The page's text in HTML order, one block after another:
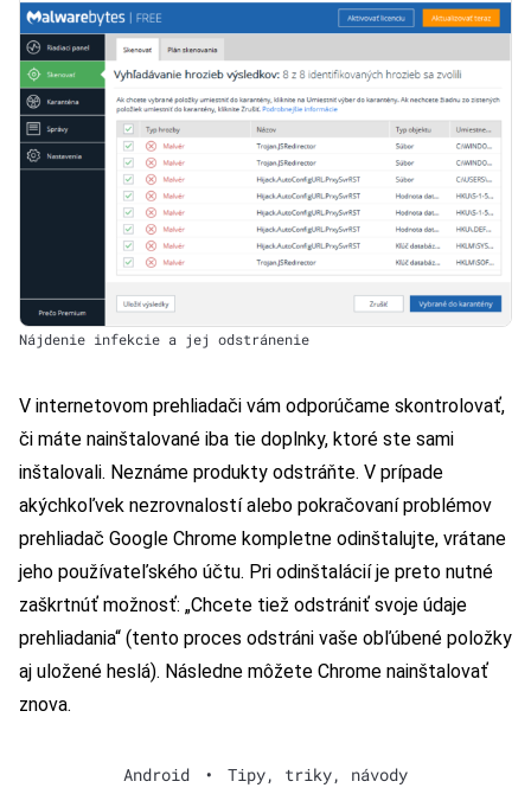
Nájdenie infekcie a jej odstránenie
V internetovom prehliadači vám odporúčame skontrolovať,
či máte nainštalované iba tie doplnky, ktoré ste sami
inštalovali. Neznáme produkty odstráňte. V prípade
akýchkoľvek nezrovnalostí alebo pokračovaní problémov
prehliadač Google Chrome kompletne odinštalujte, vrátane
jeho používateľského účtu. Pri odinštalácií je preto nutné
zaškrtnúť možnosť: „Chcete tiež odstrániť svoje údaje
prehliadania“ (tento proces odstráni vaše obľúbené položky
aj uložené heslá). Následne môžete Chrome nainštalovať
znova.
Android • Tipy, triky, návody